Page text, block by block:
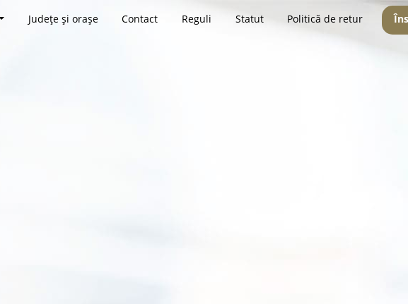
Județe și orașe Contact Reguli Statut Politică de retur